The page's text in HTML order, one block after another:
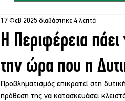
Η Περιφέρεια
την ώρα που η
17 Φεβ 2025 διαβάστηκε 4 λεπτά
Προβληματισμός επικρατεί στη
πρόθεση της να κατασκευάσει